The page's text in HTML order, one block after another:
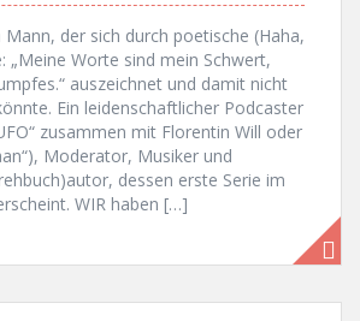
Mann, der sich durch poetische (Haha,
„Meine Worte sind mein Schwert,
auszeichnet und damit nicht
Ein leidenschaftlicher Podcaster
zusammen mit Florentin Will oder
Moderator, Musiker und
dessen erste Serie im
WIR haben […]